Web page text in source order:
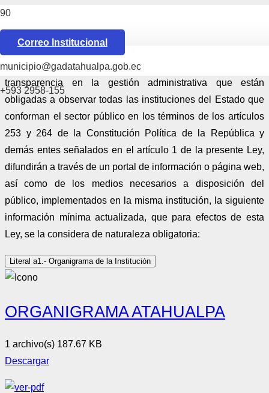
Correo Institucional
municipio@gadatahualpa.gob.ec
+593 2958-155
InformaciónPública Defensoría del Pueblo
Art. 7.- Difusión de la Información Pública.-
transparencia en la gestión administrativa que están
obligadas a observar todas las instituciones del Estado que
conforman el sector público en los términos de los artículos
253 y 264 de la Constitución Política de la República y
demás entes señalados en el artículo 1 de la presente Ley,
difundirán a través de un portal de información o página web,
así como de los medios necesarios a disposición del
público, implementados en la misma institución, la siguiente
información mínima actualizada, que para efectos de esta
Ley, se la considera de naturaleza obligatoria:
Literal a1.- Organigrama de la Institución
ORGANIGRAMA ATAHUALPA
1 archivo(s) 187.67 KB
Descargar